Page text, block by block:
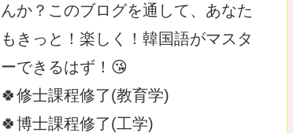
んか？このブログを通して、あなた
もきっと！楽しく！韓国語がマスタ
ーできるはず！😘
🍀修士課程修了(教育学)
🍀博士課程修了(工学)